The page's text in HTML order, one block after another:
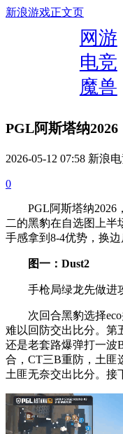
新浪游戏正文页
网游
电竞
魔兽
PGL阿斯塔纳
2026-05-12 07:58 新浪
0
PGL阿斯塔纳2026，
二的黑豹在自选图上半
手感拿到8-4优势，换
图一：Dust2
手枪局绿龙先做进攻
次回合黑豹选择eco
难以回防交出比分。第
还是老套路爆弹打一波
合，CT三B重防，土匪
土匪无奈交出比分。接